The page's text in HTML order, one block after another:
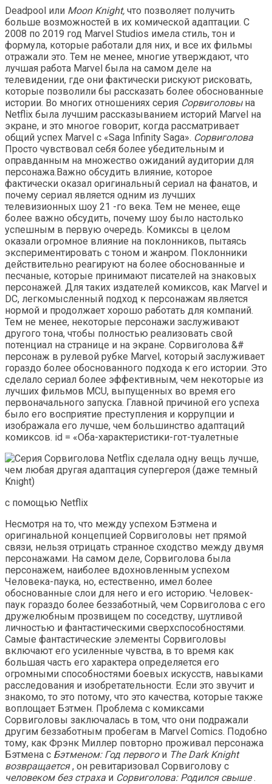
Deadpool или Moon Knight, что позволяет получить
больше возможностей в их комической адаптации. С
2008 по 2019 год Marvel Studios имела стиль, тон и
формула, которые работали для них, и все их фильмы
отражали это. Тем не менее, многие утверждают, что
лучшая работа Marvel была на самом деле на
телевидении, где они фактически рискуют рисковать,
которые позволили бы рассказать более обоснованные
истории. Во многих отношениях серия Сорвиголовы на
Netflix была лучшим рассказыванием историй Marvel на
экране, и это многое говорит, когда рассматривает
общий успех Marvel с «Saga Infinity Saga». Сорвиголова
Просто чувствовал себя более убедительным и
оправданным на множество ожиданий аудитории для
персонажа.Важно обсудить влияние, которое
фактически оказал оригинальный сериал на фанатов, и
почему сериал является одним из лучших
телевизионных шоу 21 -го века. Тем не менее, еще
более важно обсудить, почему шоу было настолько
успешным в первую очередь. Комиксы в целом
оказали огромное влияние на поклонников, пытаясь
экспериментировать с тоном и жанром. Поклонники
действительно реагируют на более обоснованные и
песчаные, которые принимают писателей на знаковых
персонажей. Для таких издателей комиксов, как Marvel и
DC, легкомысленный подход к персонажам является
нормой и продолжает хорошо работать для компаний.
Тем не менее, некоторые персонажи заслуживают
другого тона, чтобы полностью реализовать свой
потенциал на странице и на экране. Сорвиголова &#
персонаж в рулевой рубке Marvel, который заслуживает
гораздо более обоснованного подхода к его истории. Это
сделало сериал более эффективным, чем некоторые из
лучших фильмов MCU, выпущенных во время его
первоначального запуска. Главной причиной его успеха
было его восприятие преступления и коррупции и
изображала его лучше, чем большинство адаптаций
комиксов. id = «Оба-характеристики-гот-туалетные
с помощью Netflix
Несмотря на то, что между успехом Бэтмена и
оригинальной концепцией Сорвиголовы нет прямой
связи, нельзя отрицать странное сходство между двумя
персонажами. На самом деле, Сорвиголова была
персонажем, наиболее вдохновленным успехом
Человека-паука, но, естественно, имел более
обоснованные слои для него и его историю. Человек-
паук гораздо более беззаботный, чем Сорвиголова с его
дружелюбным прозвищем по соседству, шутливой
личностью и фантастическими сверхспособностями.
Самые фантастические элементы Сорвиголовы
включают его усиленные чувства, в то время как
большая часть его характера определяется его
огромными способностями боевых искусств, навыками
расследования и изобретательности. Если это звучит и
знакомо, то это потому, что это качества, которые также
воплощает Бэтмен. Проблема с комиксами
Сорвиголовы заключалась в том, что они подражали
другим беззаботным пробегам в Marvel Comics. Подобно
тому, как Фрэнк Миллер повторно проживал персонажа
Бэтмена с Бэтменом: Год первого и The Dark Knight
возвращается, он ревитаризовал Сорвиголову с
человеком без страха и Сорвиголова: Родился свыше.